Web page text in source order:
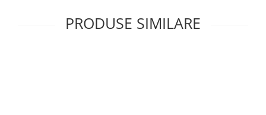
PRODUSE SIMILARE